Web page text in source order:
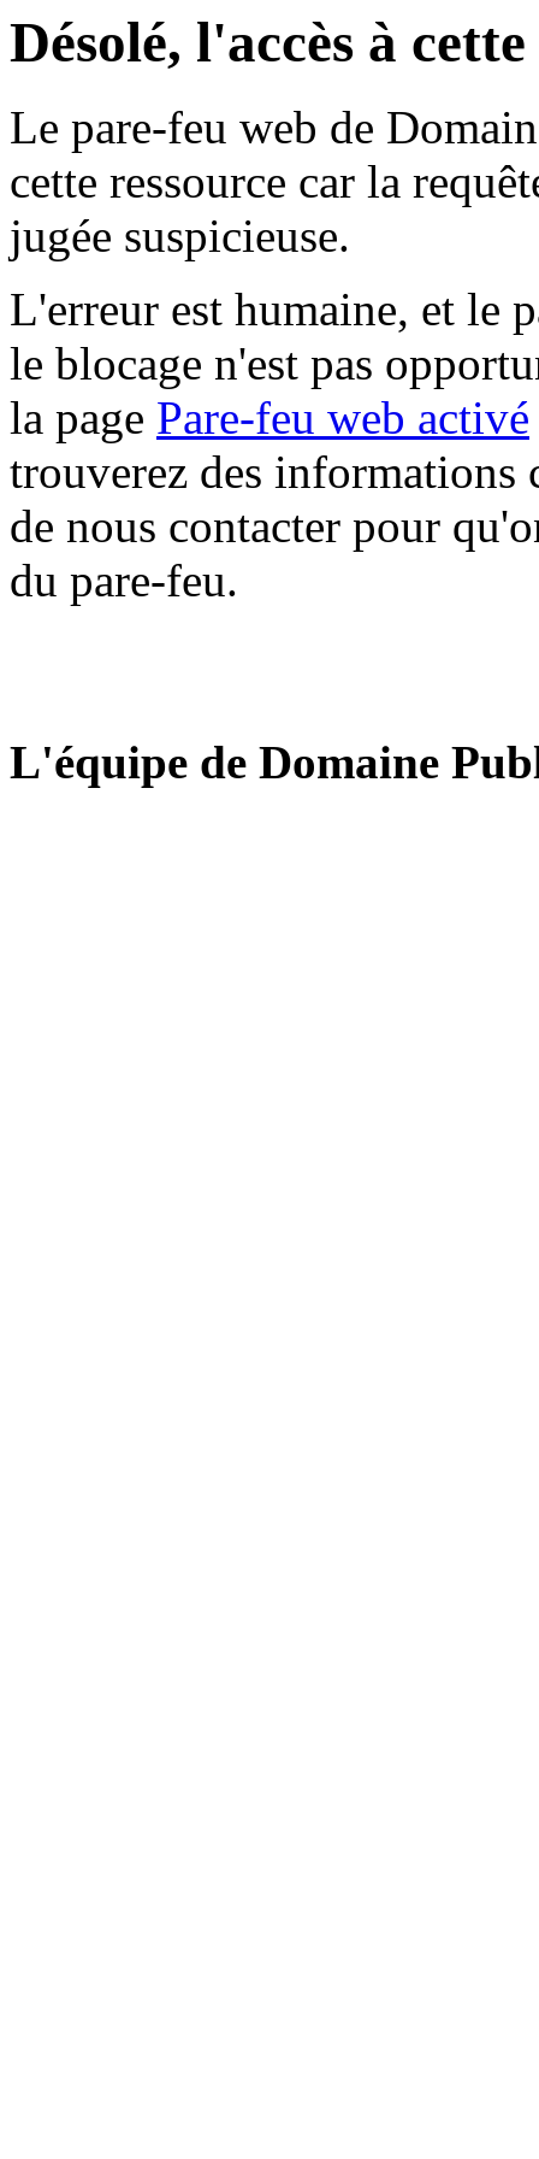
Désolé, l'accès à
Le pare-feu web de
cette ressource car la
jugée suspicieuse.
L'erreur est humaine, et le
le blocage n'est pas
la page Pare-feu web activé
trouverez des informations
de nous contacter pour
du pare-feu.
L'équipe de Domaine